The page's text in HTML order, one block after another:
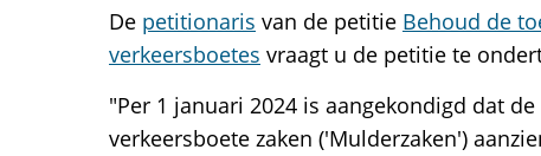
De petitionaris van de petitie Behoud de
verkeersboetes vraagt u de petitie te
"Per 1 januari 2024 is aangekondigd dat
verkeersboete zaken ('Mulderzaken')